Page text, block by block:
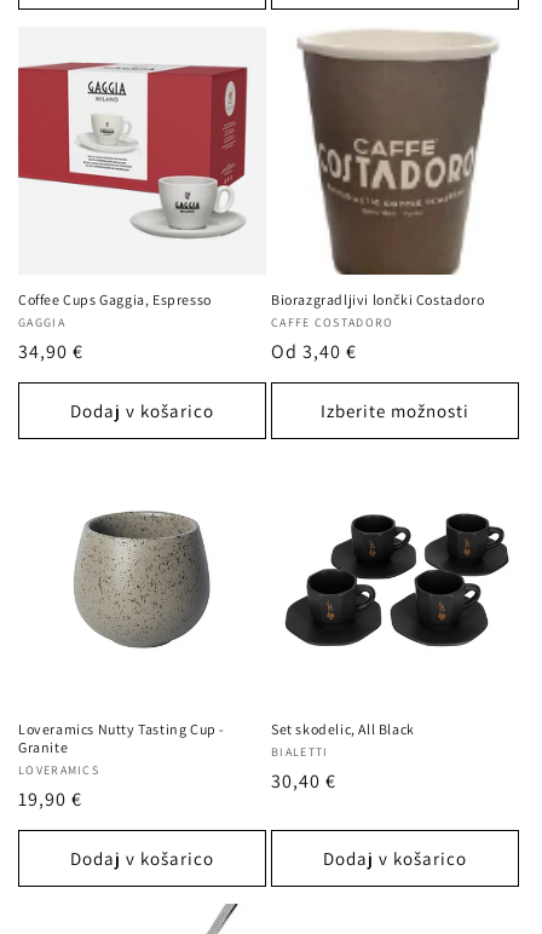
Coffee Cups Gaggia, Espresso
Ponudnik:
GAGGIA
Redna
cena
34,90 €
Dodaj v košarico
Biorazgradljivi lončki Costadoro
Ponudnik:
CAFFE COSTADORO
Redna
cena
Od 3,40 €
Izberite možnosti
Loveramics Nutty Tasting Cup -
Granite
Ponudnik:
LOVERAMICS
Redna
cena
19,90 €
Dodaj v košarico
Set skodelic, All Black
Ponudnik:
BIALETTI
Redna
30,40 €
Dodaj v košarico